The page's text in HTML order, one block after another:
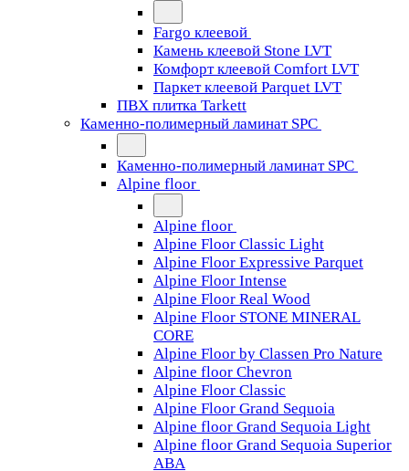
Fargo клеевой
Камень клеевой Stone LVT
Комфорт клеевой Comfort LVT
Паркет клеевой Parquet LVT
ПВХ плитка Tarkett
Каменно-полимерный ламинат SPC
Каменно-полимерный ламинат SPC
Alpine floor
Alpine floor
Alpine Floor Classic Light
Alpine Floor Expressive Parquet
Alpine Floor Intense
Alpine Floor Real Wood
Alpine Floor STONE MINERAL
CORE
Alpine Floor by Classen Pro Nature
Alpine floor Chevron
Alpine Floor Classic
Alpine Floor Grand Sequoia
Alpine floor Grand Sequoia Light
Alpine floor Grand Sequoia Superior
ABA